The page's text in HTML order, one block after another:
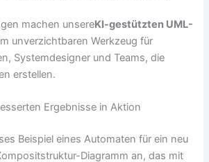
machen unsereKI-gestützten UML-
unverzichtbaren Werkzeug für
Systemdesigner und Teams, die
erstellen.
Ergebnisse in Aktion
Beispiel eines Automaten für ein neu
Diagramm an, das mit